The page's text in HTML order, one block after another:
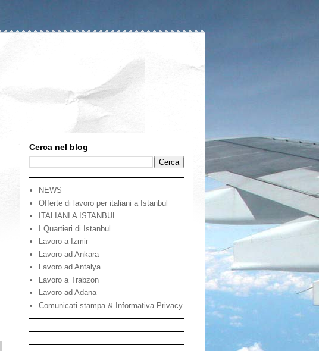
Cerca nel blog
NEWS
Offerte di lavoro per italiani a Istanbul
ITALIANI A ISTANBUL
I Quartieri di Istanbul
Lavoro a Izmir
Lavoro ad Ankara
Lavoro ad Antalya
Lavoro a Trabzon
Lavoro ad Adana
Comunicati stampa & Informativa Privacy